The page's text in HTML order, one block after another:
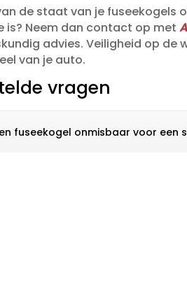
de staat van je
is? Neem dan contact op met
advies.​ Veiligheid op de
van je auto.​
vragen
fuseekogel onmisbaar voor een